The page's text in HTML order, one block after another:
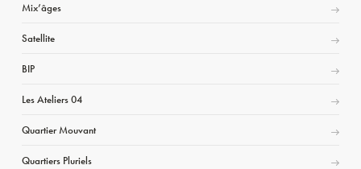
Mix’âges
Satellite
BIP
Les Ateliers 04
Quartier Mouvant
Quartiers Pluriels